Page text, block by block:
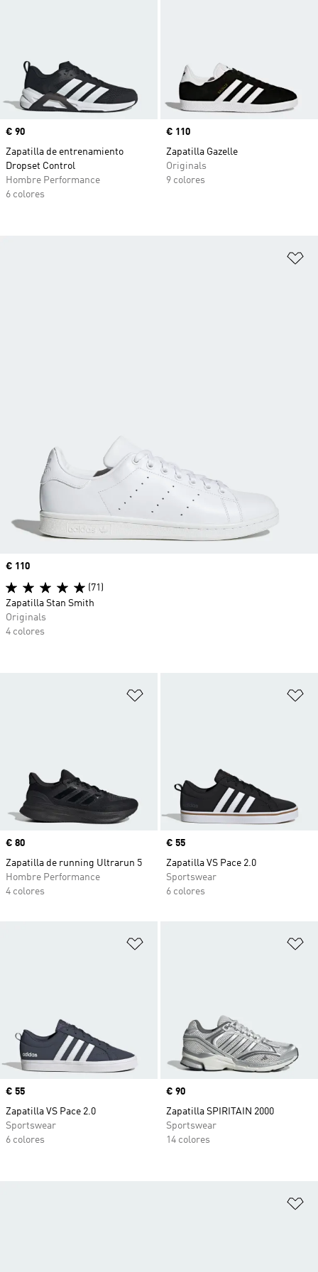
Precio
€ 90
Zapatilla de entrenamiento
Dropset Control
Hombre Performance
6 colores
Precio
€ 110
Zapatilla Gazelle
Originals
9 colores
Precio
€ 80
Zapatilla de running Ultrarun 5
Hombre Performance
4 colores
Precio
€ 55
Zapatilla VS Pace 2.0
Sportswear
6 colores
Precio
€ 55
Zapatilla VS Pace 2.0
Sportswear
6 colores
Precio
€ 90
Zapatilla SPIRITAIN 2000
Sportswear
14 colores
Precio
€ 110
(71)
Zapatilla Stan Smith
Originals
4 colores